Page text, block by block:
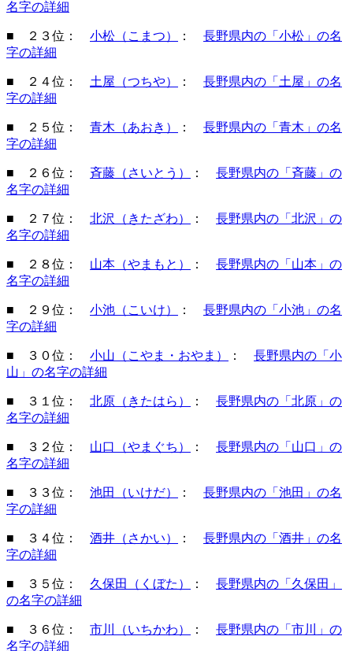
名字の詳細
■ ２３位： 小松（こまつ） ： 長野県内の「小松」の名
字の詳細
■ ２４位： 土屋（つちや） ： 長野県内の「土屋」の名
字の詳細
■ ２５位： 青木（あおき） ： 長野県内の「青木」の名
字の詳細
■ ２６位： 斉藤（さいとう） ： 長野県内の「斉藤」の
名字の詳細
■ ２７位： 北沢（きたざわ） ： 長野県内の「北沢」の
名字の詳細
■ ２８位： 山本（やまもと） ： 長野県内の「山本」の
名字の詳細
■ ２９位： 小池（こいけ） ： 長野県内の「小池」の名
字の詳細
■ ３０位： 小山（こやま・おやま） ： 長野県内の「小
山」の名字の詳細
■ ３１位： 北原（きたはら） ： 長野県内の「北原」の
名字の詳細
■ ３２位： 山口（やまぐち） ： 長野県内の「山口」の
名字の詳細
■ ３３位： 池田（いけだ） ： 長野県内の「池田」の名
字の詳細
■ ３４位： 酒井（さかい） ： 長野県内の「酒井」の名
字の詳細
■ ３５位： 久保田（くぼた） ： 長野県内の「久保田」
の名字の詳細
■ ３６位： 市川（いちかわ） ： 長野県内の「市川」の
名字の詳細